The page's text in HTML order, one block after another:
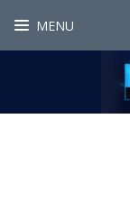
MENU